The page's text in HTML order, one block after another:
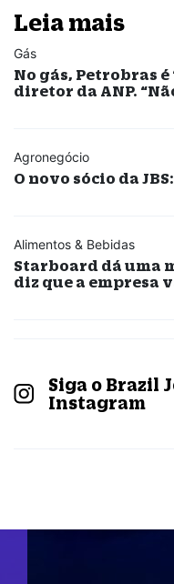
Leia mais
Gás
No gás, Petrobras
diretor da ANP.
Agronegócio
O novo sócio da
Alimentos & Bebidas
Starboard dá uma
diz que a empresa
Siga o Brazil
Instagram